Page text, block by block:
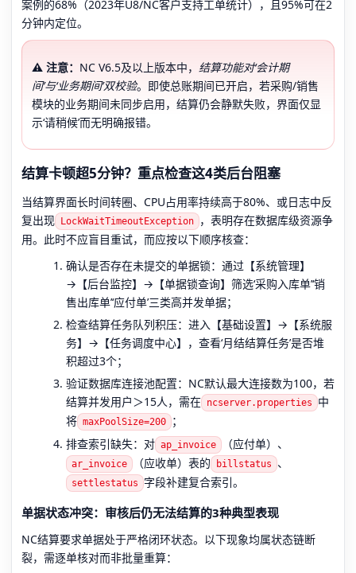
案例的68%（2023年U8/NC客户支持工单统计），且95%可在2
分钟内定位。
⚠️ 注意： NC V6.5及以上版本中， 结算功能对‘会计期
间’与‘业务期间’双校验。即使总账期间已开启，若采购/销售
模块的业务期间未同步启用，结算仍会静默失败，界面仅显
示‘请稍候’而无明确报错。
结算卡顿超5分钟？重点检查这4类后台阻塞
当结算界面长时间转圈、CPU占用率持续高于80%、或日志中反
复出现 LockWaitTimeoutException
，表明存在数据库级资源争
用。此时不应盲目重试，而应按以下顺序核查：
确认是否存在未提交的单据锁：通过【系统管理】
→【后台监控】→【单据锁查询】筛选‘采购入库单’‘销
售出库单’‘应付单’三类高并发单据；
检查结算任务队列积压：进入【基础设置】→【系统服
务】→【任务调度中心】，查看‘月结结算任务’是否堆
积超过3个；
验证数据库连接池配置：NC默认最大连接数为100，若
结算并发用户＞15人，需在 ncserver.properties
中
将 maxPoolSize=200
；
排查索引缺失：对 ap_invoice （应付单）、
ar_invoice （应收单）表的 billstatus 、
settlestatus 字段补建复合索引。
单据状态冲突：审核后仍无法结算的3种典型表现
NC结算要求单据处于严格闭环状态。以下现象均属状态链断
裂，需逐单核对而非批量重算：